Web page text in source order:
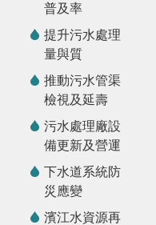
普及率
提升污水處理
量與質
推動污水管渠
檢視及延壽
污水處理廠設
備更新及營運
下水道系統防
災應變
濱江水資源再